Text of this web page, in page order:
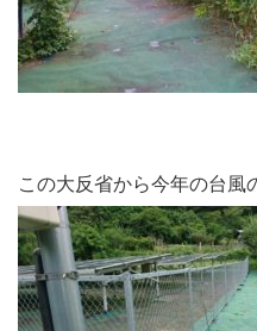
この大反省から今年の台風